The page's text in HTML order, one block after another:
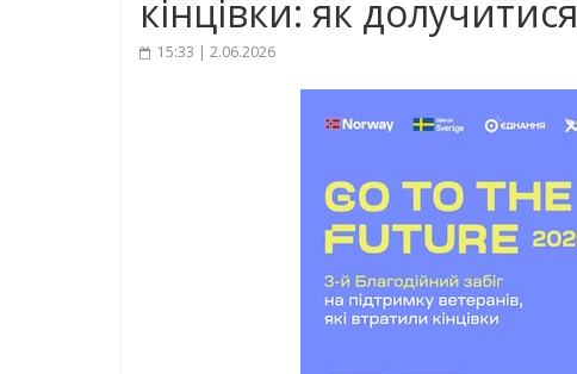
кінцівки: як долучитися
15:33 | 2.06.2026